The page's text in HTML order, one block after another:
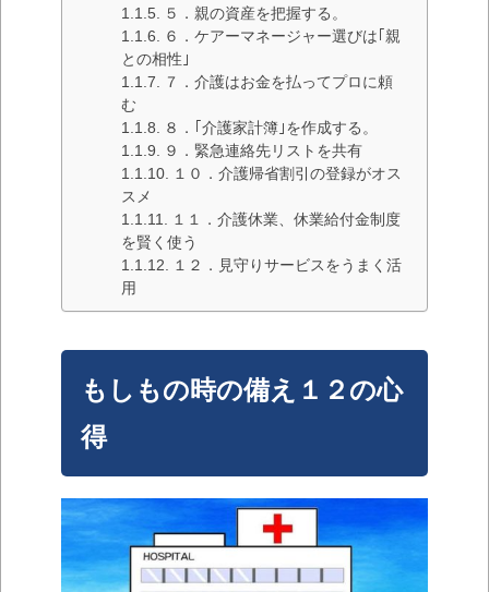
５．親の資産を把握する。
６．ケアーマネージャー選びは｢親
との相性｣
７．介護はお金を払ってプロに頼
む
８．｢介護家計簿｣を作成する。
９．緊急連絡先リストを共有
１０．介護帰省割引の登録がオス
スメ
１１．介護休業、休業給付金制度
を賢く使う
１２．見守りサービスをうまく活
用
もしもの時の備え１２の心
得